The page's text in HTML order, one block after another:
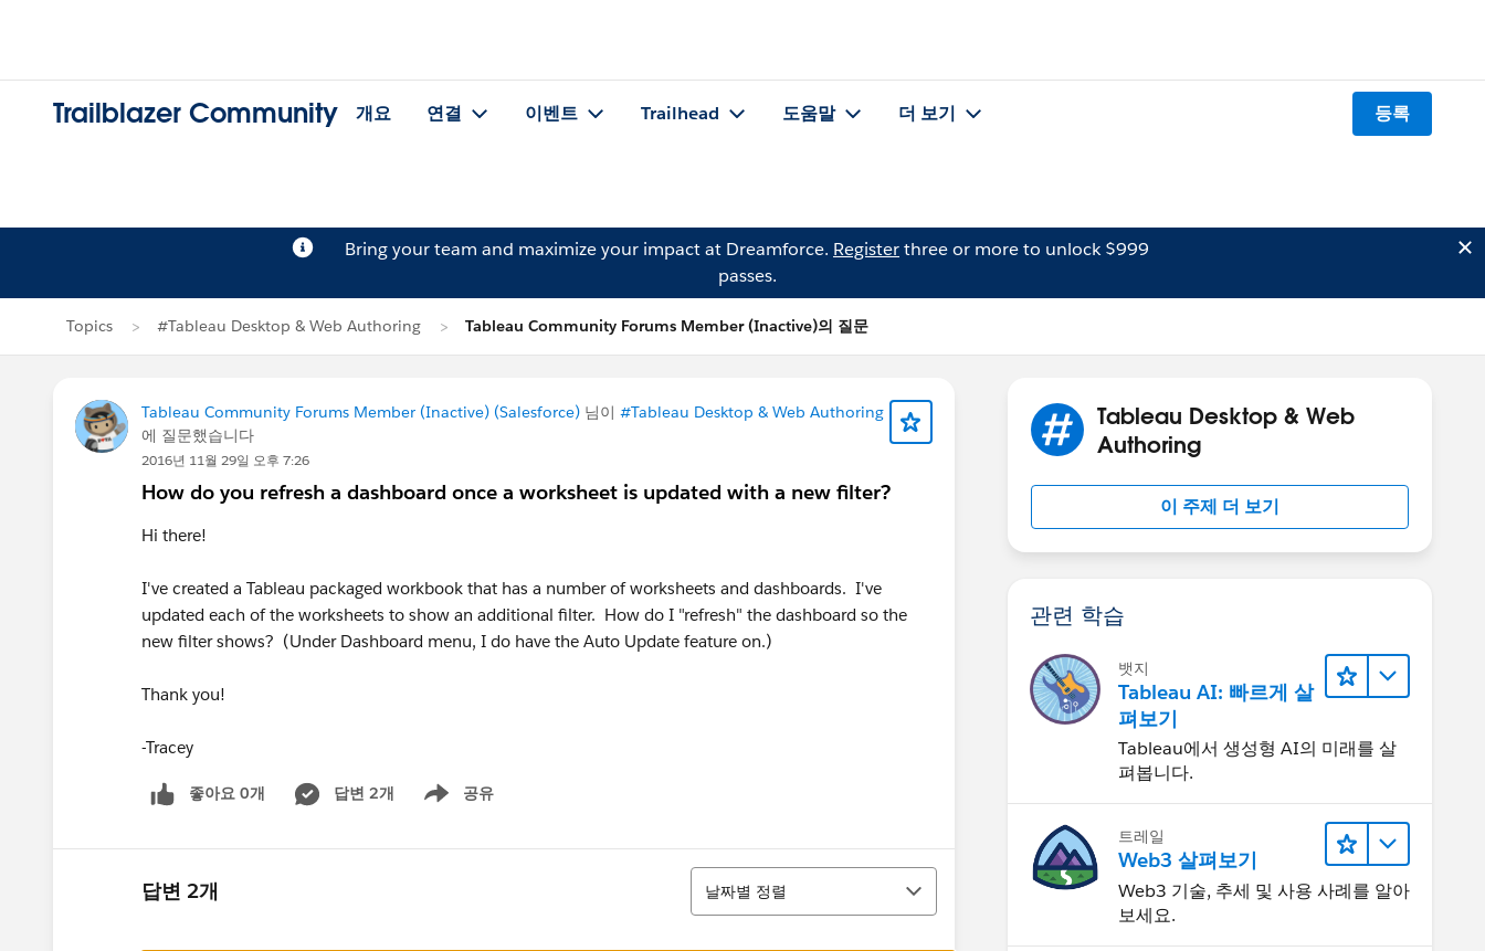
Trailblazer Community 개요 연결 이벤트 Trailhead 도움말 더 보기 등록
Bring your team and maximize your impact at Dreamforce. Registerthree or more to unlock $999
passes.
Topics #Tableau Desktop & Web Authoring Tableau Community Forums Member (Inactive)의 질문
Tableau Community Forums Member (Inactive) (Salesforce) 님이 #Tableau Desktop & Web Authoring
에 질문했습니다
2016년 11월 29일 오후 7:26
How do you refresh a dashboard once a worksheet is updated with a new filter?
Hi there!
I've created a Tableau packaged workbook that has a number of worksheets and dashboards. I've
updated each of the worksheets to show an additional filter. How do I "refresh" the dashboard so the
new filter shows? (Under Dashboard menu, I do have the Auto Update feature on.)
Thank you!
-Tracey
좋아요 0개 답변 2개 공유
Show menu
답변 2개
정렬
날짜별 정렬
Tableau Desktop & Web
Authoring
이 주제 더 보기
관련 학습
뱃지
Tableau AI: 빠르게 살
펴보기
Tableau에서 생성형 AI의 미래를 살
펴봅니다.
트레일
Web3 살펴보기
Web3 기술, 추세 및 사용 사례를 알아
보세요.